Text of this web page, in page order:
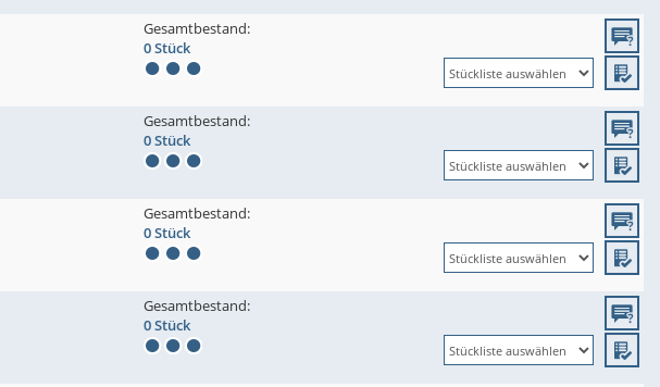
Gesamtbestand:
0 Stück
Gesamtbestand:
0 Stück
Gesamtbestand:
0 Stück
Gesamtbestand:
0 Stück